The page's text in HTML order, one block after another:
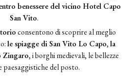
benessere del vicino Hotel Capo
San Vito.
consentono di scoprire al meglio
le spiagge di San Vito Lo Capo,la
Zingaro, i borghi medievali, le bellezze
paesaggistiche del posto.